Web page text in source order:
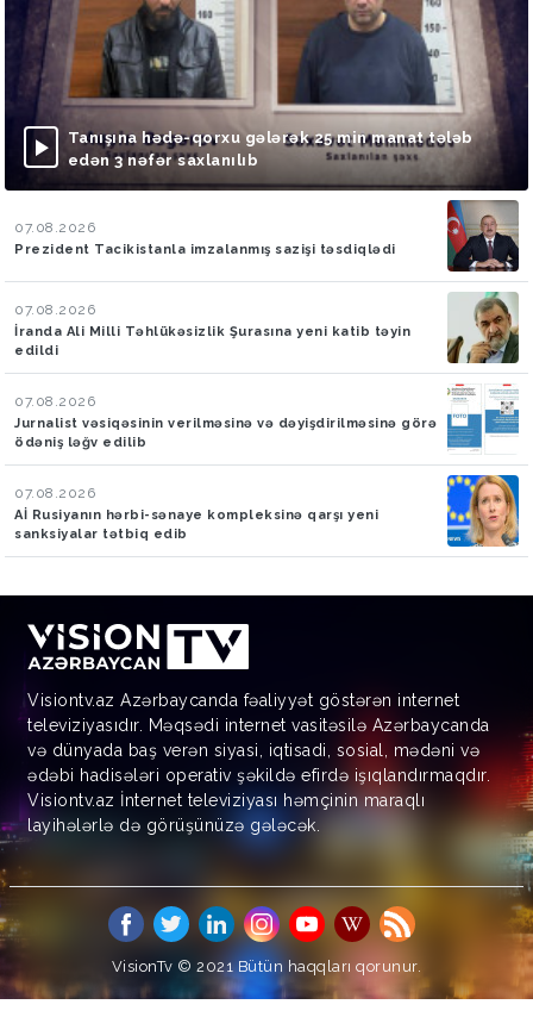
Tanışına hədə-qorxu gələrək 25 min manat tələb
edən 3 nəfər saxlanılıb
07.08.2026
Prezident Tacikistanla imzalanmış sazişi təsdiqlədi
07.08.2026
İranda Ali Milli Təhlükəsizlik Şurasına yeni katib təyin
edildi
07.08.2026
Jurnalist vəsiqəsinin verilməsinə və dəyişdirilməsinə görə
ödəniş ləğv edilib
07.08.2026
Aİ Rusiyanın hərbi-sənaye kompleksinə qarşı yeni
sanksiyalar tətbiq edib
Visiontv.az Azərbaycanda fəaliyyət göstərən internet
televiziyasıdır. Məqsədi internet vasitəsilə Azərbaycanda
və dünyada baş verən siyasi, iqtisadi, sosial, mədəni və
ədəbi hadisələri operativ şəkildə efirdə işıqlandırmaqdır.
Visiontv.az İnternet televiziyası həmçinin maraqlı
layihələrlə də görüşünüzə gələcək.
VisionTv © 2021Bütün haqqları qorunur.